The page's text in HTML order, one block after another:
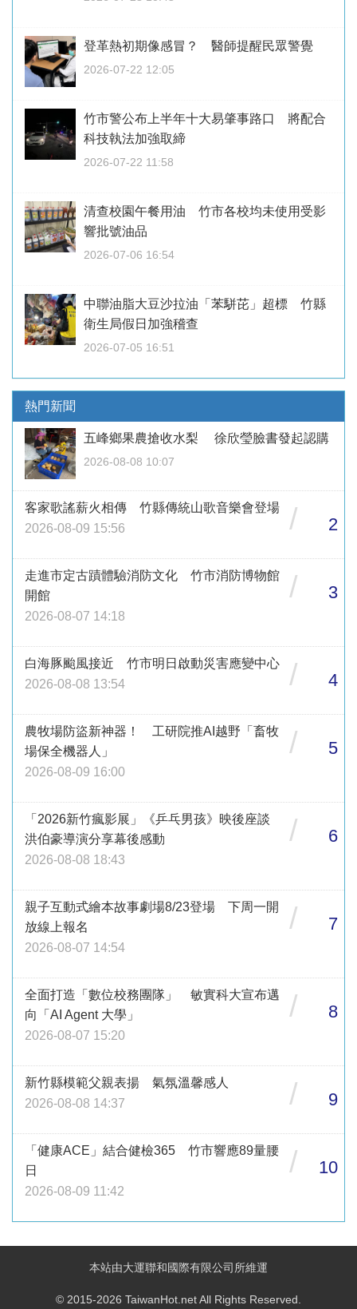
登革熱初期像感冒？ 醫師提醒民眾警覺
2026-07-22 12:05
竹市警公布上半年十大易肇事路口 將配合
科技執法加強取締
2026-07-22 11:58
清查校園午餐用油 竹市各校均未使用受影
響批號油品
2026-07-06 16:54
中聯油脂大豆沙拉油「苯駢芘」超標 竹縣
衛生局假日加強稽查
2026-07-05 16:51
熱門新聞
五峰鄉果農搶收水梨 徐欣瑩臉書發起認購
2026-08-08 10:07
客家歌謠薪火相傳 竹縣傳統山歌音樂會登場
2026-08-09 15:56
/ 2
走進市定古蹟體驗消防文化 竹市消防博物館
開館
2026-08-07 14:18
/ 3
白海豚颱風接近 竹市明日啟動災害應變中心
2026-08-08 13:54
/ 4
農牧場防盜新神器！ 工研院推AI越野「畜牧
場保全機器人」
2026-08-09 16:00
/ 5
「2026新竹瘋影展」《乒乓男孩》映後座談
洪伯豪導演分享幕後感動
2026-08-08 18:43
/ 6
親子互動式繪本故事劇場8/23登場 下周一開
放線上報名
2026-08-07 14:54
/ 7
全面打造「數位校務團隊」 敏實科大宣布邁
向「AI Agent 大學」
2026-08-07 15:20
/ 8
新竹縣模範父親表揚 氣氛溫馨感人
2026-08-08 14:37
/ 9
「健康ACE」結合健檢365 竹市響應89量腰
日
2026-08-09 11:42
/ 10
本站由大運聯和國際有限公司所維運
© 2015-2026 TaiwanHot.net All Rights Reserved.